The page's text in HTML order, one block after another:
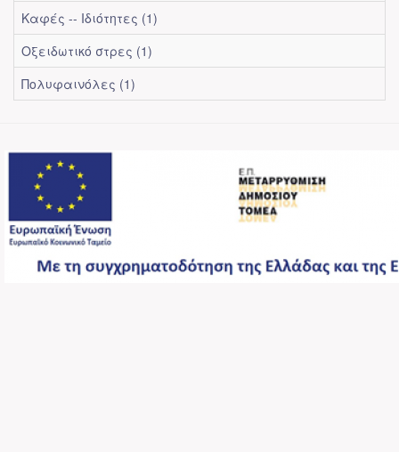
Καφές -- Ιδιότητες (1)
Οξειδωτικό στρες (1)
Πολυφαινόλες (1)